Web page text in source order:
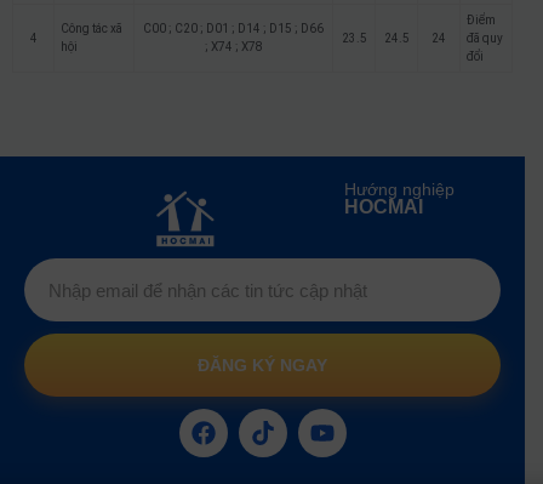
4
Công tác xã
hội
C00 ; C20 ; D01 ; D14 ; D15 ; D66
; X74 ; X78
23.5 24.5 24
Điểm
đã quy
đổi
Hướng nghiệp
HOCMAI
ĐĂNG KÝ NGAY